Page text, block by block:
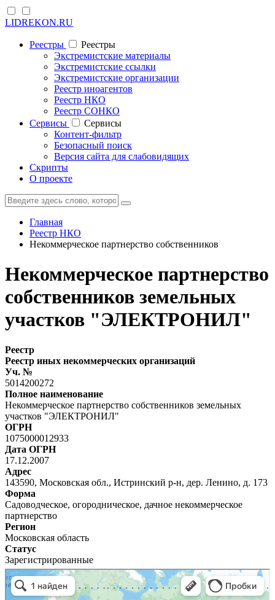
LIDREKON.RU
Реестры
Реестры
Экстремистские материалы
Экстремистские ссылки
Экстремистские организации
Реестр иноагентов
Реестр НКО
Реестр СОНКО
Cервисы
Cервисы
Контент-фильтр
Безопасный поиск
Версия сайта для слабовидящих
Скрипты
О проекте
Главная
Реестр НКО
Некоммерческое партнерство собственников
Некоммерческое партнерство
собственников земельных
участков "ЭЛЕКТРОНИЛ"
Реестр
Реестр иных некоммерческих организаций
Уч. №
5014200272
Полное наименование
Некоммерческое партнерство собственников земельных
участков "ЭЛЕКТРОНИЛ"
ОГРН
1075000012933
Дата ОГРН
17.12.2007
Адрес
143590, Московская обл., Истринский р-н, дер. Ленино, д. 173
Форма
Садоводческое, огородническое, дачное некоммерческое
партнерство
Регион
Московская область
Статус
Зарегистрированные